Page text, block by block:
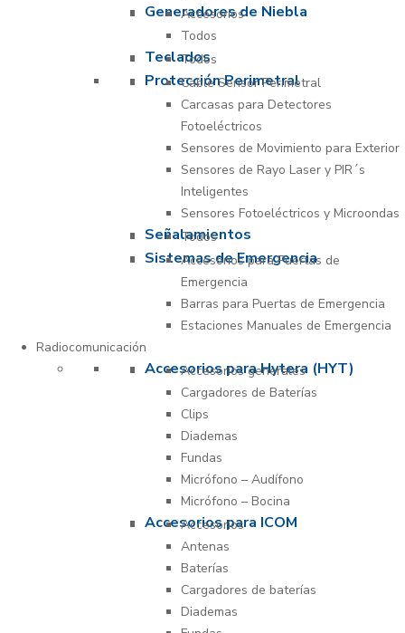
Generadores de Niebla
Accesorios
Todos
Teclados
Todos
Protección Perimetral
Cable Sensor Perimetral
Carcasas para Detectores
Fotoeléctricos
Sensores de Movimiento para Exterior
Sensores de Rayo Laser y PIR´s
Inteligentes
Sensores Fotoeléctricos y Microondas
Señalamientos
Todos
Sistemas de Emergencia
Accesorios para Puertas de
Emergencia
Barras para Puertas de Emergencia
Estaciones Manuales de Emergencia
Radiocomunicación
Accesorios para Hytera (HYT)
Accesorios generales
Cargadores de Baterías
Clips
Diademas
Fundas
Micrófono – Audífono
Micrófono – Bocina
Accesorios para ICOM
Accesorios
Antenas
Baterías
Cargadores de baterías
Diademas